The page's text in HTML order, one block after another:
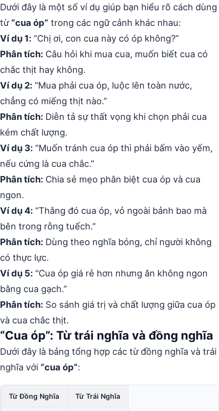
Dưới đây là một số ví dụ giúp bạn hiểu rõ cách dùng
từ “cua óp” trong các ngữ cảnh khác nhau:
Ví dụ 1: “Chị ơi, con cua này có óp không?”
Phân tích: Câu hỏi khi mua cua, muốn biết cua có
chắc thịt hay không.
Ví dụ 2: “Mua phải cua óp, luộc lên toàn nước,
chẳng có miếng thịt nào.”
Phân tích: Diễn tả sự thất vọng khi chọn phải cua
kém chất lượng.
Ví dụ 3: “Muốn tránh cua óp thì phải bấm vào yếm,
nếu cứng là cua chắc.”
Phân tích: Chia sẻ mẹo phân biệt cua óp và cua
ngon.
Ví dụ 4: “Thằng đó cua óp, vỏ ngoài bảnh bao mà
bên trong rỗng tuếch.”
Phân tích: Dùng theo nghĩa bóng, chỉ người không
có thực lực.
Ví dụ 5: “Cua óp giá rẻ hơn nhưng ăn không ngon
bằng cua gạch.”
Phân tích: So sánh giá trị và chất lượng giữa cua óp
và cua chắc thịt.
“Cua óp”: Từ trái nghĩa và đồng nghĩa
Dưới đây là bảng tổng hợp các từ đồng nghĩa và trái
nghĩa với “cua óp”:
Từ Đồng Nghĩa Từ Trái Nghĩa